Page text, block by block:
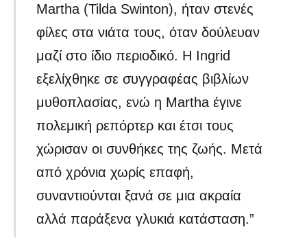
Martha (Tilda Swinton), ήταν στενές
φίλες στα νιάτα τους, όταν δούλευαν
μαζί στο ίδιο περιοδικό. Η Ingrid
εξελίχθηκε σε συγγραφέας βιβλίων
μυθοπλασίας, ενώ η Martha έγινε
πολεμική ρεπόρτερ και έτσι τους
χώρισαν οι συνθήκες της ζωής. Μετά
από χρόνια χωρίς επαφή,
συναντιούνται ξανά σε μια ακραία
αλλά παράξενα γλυκιά κατάσταση.”